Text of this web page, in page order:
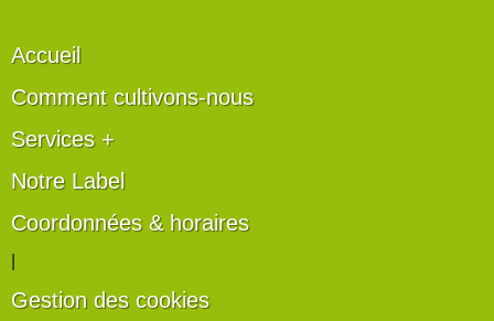
Accueil
Comment cultivons-nous
Services +
Notre Label
Coordonnées & horaires
Gestion des cookies